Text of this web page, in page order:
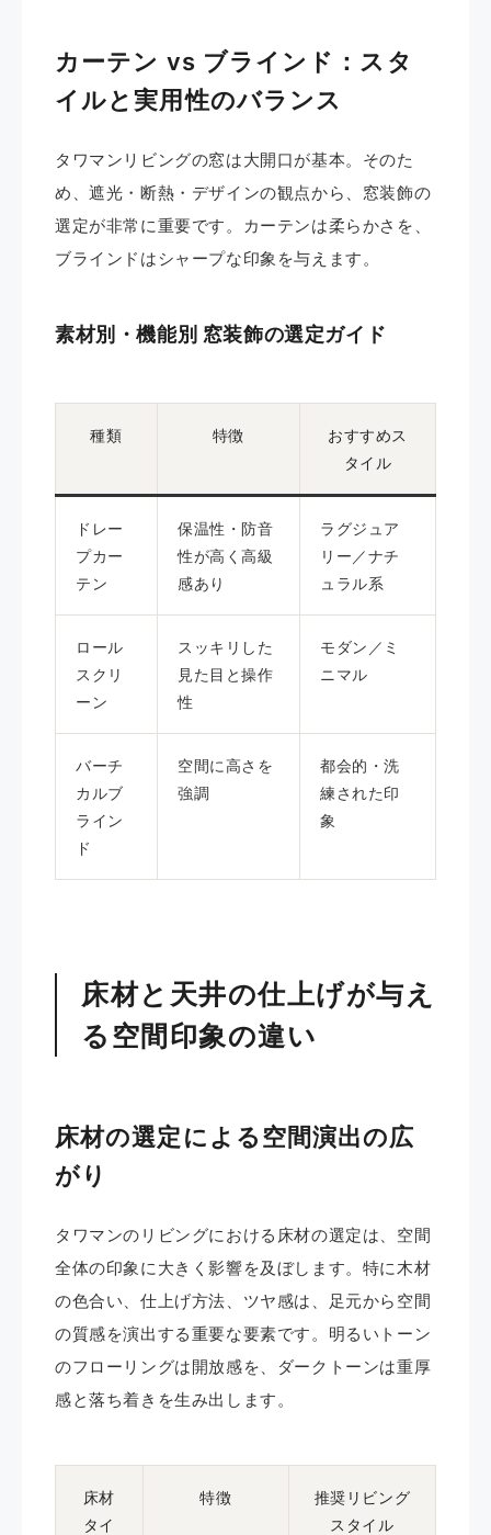
カーテン vs ブラインド：スタ
イルと実用性のバランス
タワマンリビングの窓は大開口が基本。そのた
め、遮光・断熱・デザインの観点から、窓装飾の
選定が非常に重要です。カーテンは柔らかさを、
ブラインドはシャープな印象を与えます。
素材別・機能別 窓装飾の選定ガイド
種類 特徴
おすすめス
タイル
ドレー
プカー
テン
保温性・防音
性が高く高級
感あり
ラグジュア
リー／ナチ
ュラル系
ロール
スクリ
ーン
スッキリした
見た目と操作
性
モダン／ミ
ニマル
バーチ
カルブ
ライン
ド
空間に高さを
強調
都会的・洗
練された印
象
床材と天井の仕上げが与え
る空間印象の違い
床材の選定による空間演出の広
がり
タワマンのリビングにおける床材の選定は、空間
全体の印象に大きく影響を及ぼします。特に木材
の色合い、仕上げ方法、ツヤ感は、足元から空間
の質感を演出する重要な要素です。明るいトーン
のフローリングは開放感を、ダークトーンは重厚
感と落ち着きを生み出します。
床材
タイ
特徴
推奨リビング
スタイル